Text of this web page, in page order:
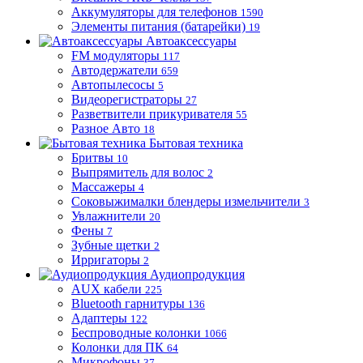
Аккумуляторы для телефонов 1590
Элементы питания (батарейки) 19
Автоаксессуары
FM модуляторы 117
Автодержатели 659
Автопылесосы 5
Видеорегистраторы 27
Разветвители прикуривателя 55
Разное Авто 18
Бытовая техника
Бритвы 10
Выпрямитель для волос 2
Массажеры 4
Соковыжималки блендеры измельчители 3
Увлажнители 20
Фены 7
Зубные щетки 2
Ирригаторы 2
Аудиопродукция
AUX кабели 225
Bluetooth гарнитуры 136
Адаптеры 122
Беспроводные колонки 1066
Колонки для ПК 64